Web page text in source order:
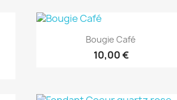
Aperçu rapide
Bougie Café
10,00 €